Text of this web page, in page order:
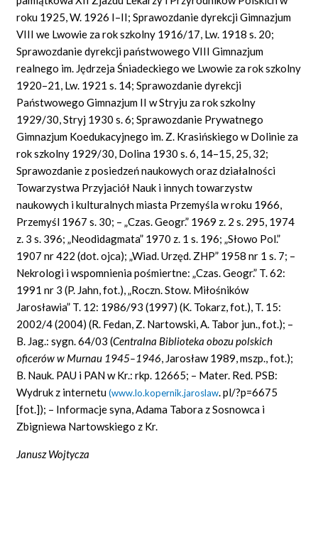
roku 1925, W. 1926 I–II; Sprawozdanie dyrekcji Gimnazjum
VIII we Lwowie za rok szkolny 1916/17, Lw. 1918 s. 20;
Sprawozdanie dyrekcji państwowego VIII Gimnazjum
realnego im. Jędrzeja Śniadeckiego we Lwowie za rok szkolny
1920–21, Lw. 1921 s. 14; Sprawozdanie dyrekcji
Państwowego Gimnazjum II w Stryju za rok szkolny
1929/30, Stryj 1930 s. 6; Sprawozdanie Prywatnego
Gimnazjum Koedukacyjnego im. Z. Krasińskiego w Dolinie za
rok szkolny 1929/30, Dolina 1930 s. 6, 14–15, 25, 32;
Sprawozdanie z posiedzeń naukowych oraz działalności
Towarzystwa Przyjaciół Nauk i innych towarzystw
naukowych i kulturalnych miasta Przemyśla w roku 1966,
Przemyśl 1967 s. 30; – „Czas. Geogr.” 1969 z. 2 s. 295, 1974
z. 3 s. 396; „Neodidagmata” 1970 z. 1 s. 196; „Słowo Pol.”
1907 nr 422 (dot. ojca); „Wiad. Urzęd. ZHP” 1958 nr 1 s. 7; –
Nekrologi i wspomnienia pośmiertne: „Czas. Geogr.” T. 62:
1991 nr 3 (P. Jahn, fot.), „Roczn. Stow. Miłośników
Jarosławia” T. 12: 1986/93 (1997) (K. Tokarz, fot.), T. 15:
2002/4 (2004) (R. Fedan, Z. Nartowski, A. Tabor jun., fot.); –
B. Jag.: sygn. 64/03 (Centralna Biblioteka obozu polskich
oficerów w Murnau 1945–1946, Jarosław 1989, mszp., fot.);
B. Nauk. PAU i PAN w Kr.: rkp. 12665; – Mater. Red. PSB:
Wydruk z internetu(www.lo.kopernik.jaroslaw. pl/?p=6675
[fot.]); – Informacje syna, Adama Tabora z Sosnowca i
Zbigniewa Nartowskiego z Kr.
Janusz Wojtycza